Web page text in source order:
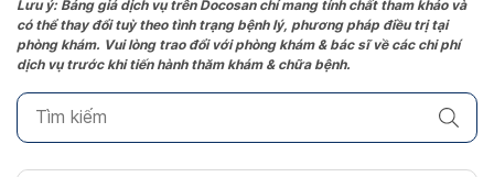
question
mark
to
Lưu ý: Bảng giá dịch vụ trên Docosan chỉ mang tính chất tham khảo và
có thể thay đổi tuỳ theo tình trạng bệnh lý, phương pháp điều trị tại
phòng khám. Vui lòng trao đổi với phòng khám & bác sĩ về các chi phí
dịch vụ trước khi tiến hành thăm khám & chữa bệnh.